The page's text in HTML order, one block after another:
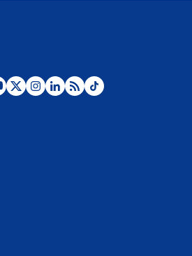
Posesión de Abelardo De La Espriella